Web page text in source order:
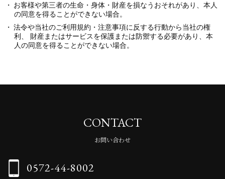
お客様や第三者の生命・身体・財産を損なうおそれがあり、本人
の同意を得ることができない場合。
法令や当社のご利用規約・注意事項に反する行動から当社の権
利、 財産またはサービスを保護または防禦する必要があり、本
人の同意を得ることができない場合。
CONTACT
お問い合わせ
0572-44-8002